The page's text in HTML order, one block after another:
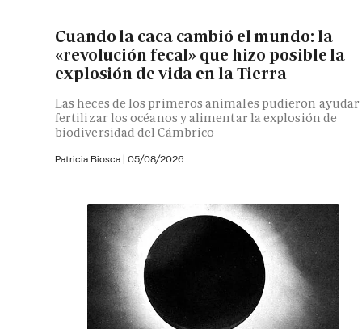
Cuando la caca cambió el mundo: la
«revolución fecal» que hizo posible la
explosión de vida en la Tierra
Las heces de los primeros animales pudieron ayudar
fertilizar los océanos y alimentar la explosión de
biodiversidad del Cámbrico
Patricia Biosca | 05/08/2026